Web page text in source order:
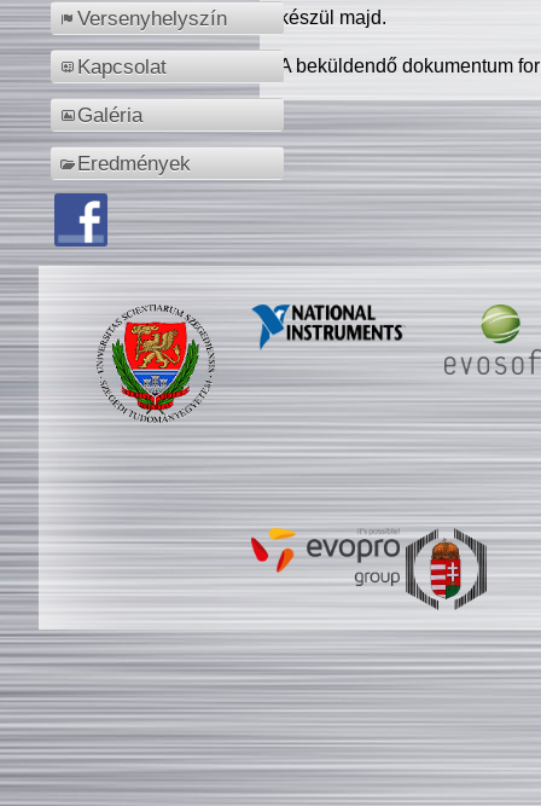
Versenyhelyszín
Kapcsolat
Galéria
Eredmények
készül majd.
A beküldendő dokumentum